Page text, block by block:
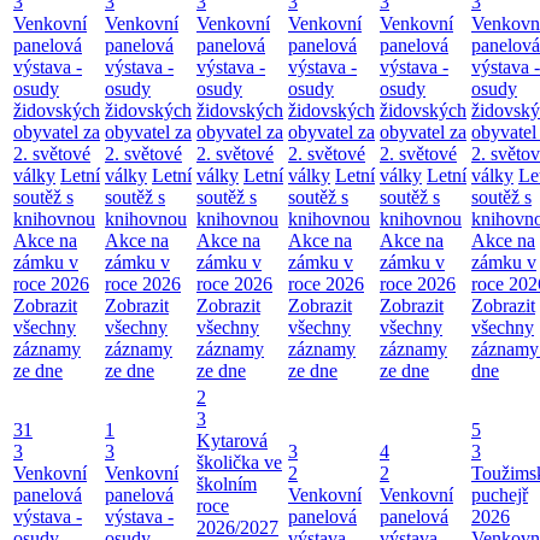
Venkovní
panelová
výstava -
osudy
židovských
obyvatel za
2. světové
války Letní
soutěž s
knihovnou
Akce na
zámku v
roce 2026
Zobrazit
všechny
záznamy
ze dne
Venkovní
panelová
výstava -
osudy
židovských
obyvatel za
2. světové
války Letní
soutěž s
knihovnou
Akce na
zámku v
roce 2026
Zobrazit
všechny
záznamy
ze dne
Venkovní
panelová
výstava -
osudy
židovských
obyvatel za
2. světové
války Letní
soutěž s
knihovnou
Akce na
zámku v
roce 2026
Zobrazit
všechny
záznamy
ze dne
Venkovní
panelová
výstava -
osudy
židovských
obyvatel za
2. světové
války Letní
soutěž s
knihovnou
Akce na
zámku v
roce 2026
Zobrazit
všechny
záznamy
ze dne
Venkovní
panelová
výstava -
osudy
židovských
obyvatel za
2. světové
války Letní
soutěž s
knihovnou
Akce na
zámku v
roce 2026
Zobrazit
všechny
záznamy
ze dne
panelová
výstava -
osudy
obyvatel
2.
války
soutěž s
Akce na
zámku v
roce
Zobrazit
všechny
dne
31
3
Venkovní
panelová
výstava -
1
3
Venkovní
panelová
výstava -
2
3
Kytarová
školička ve
školním
roce
2026/2027
3
2
Venkovní
panelová
4
2
Venkovní
panelová
5
3
puchejř
2026